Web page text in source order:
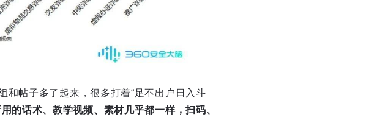
和帖子多了起来，很多打着“足不出户日入斗
的话术、教学视频、素材几乎都一样，扫码、